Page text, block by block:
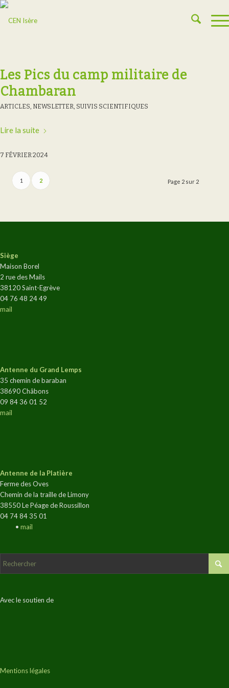
Les Pics du camp militaire de
Chambaran
ARTICLES, NEWSLETTER, SUIVIS SCIENTIFIQUES
Lire la suite
7 FÉVRIER 2024
Page 2 sur 2
1 2
Siège
Maison Borel
2 rue des Mails
38120 Saint-Egrève
04 76 48 24 49
mail
Antenne du Grand Lemps
35 chemin de baraban
38690 Châbons
09 84 36 01 52
mail
Antenne de la Platière
Ferme des Oves
Chemin de la traille de Limony
38550 Le Péage de Roussillon
04 74 84 35 01
• mail
Avec le soutien de
Mentions légales